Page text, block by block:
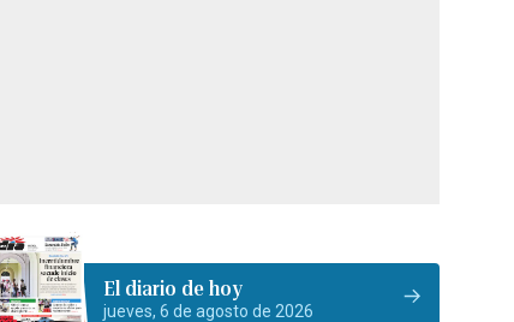
El diario de hoy
jueves, 6 de agosto de 2026